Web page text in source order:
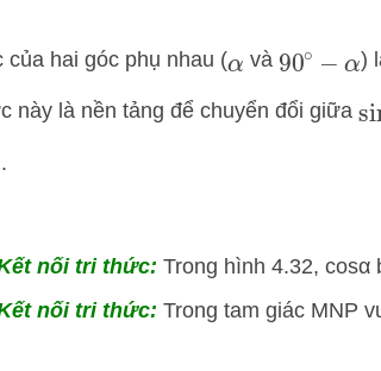
hai góc phụ nhau (α và 90∘− α )
này là nền tảng để chuyển đổi giữa
nối tri thức: Trong hình 4.32, cosα
nối tri thức: Trong tam giác MNP